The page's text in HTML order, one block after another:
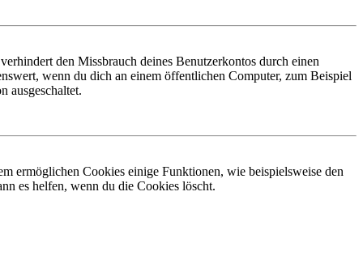
den Missbrauch deines Benutzerkontos durch einen
wenn du dich an einem öffentlichen Computer, zum Beispiel
ausgeschaltet.
ermöglichen Cookies einige Funktionen, wie beispielsweise den
es helfen, wenn du die Cookies löscht.